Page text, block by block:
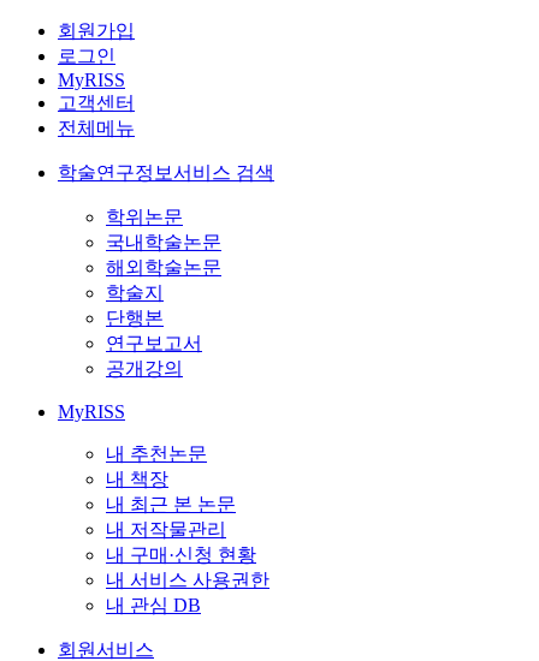
회원가입
로그인
MyRISS
고객센터
전체메뉴
학술연구정보서비스 검색
학위논문
국내학술논문
해외학술논문
학술지
단행본
연구보고서
공개강의
MyRISS
내 추천논문
내 책장
내 최근 본 논문
내 저작물관리
내 구매·신청 현황
내 서비스 사용권한
내 관심 DB
회원서비스